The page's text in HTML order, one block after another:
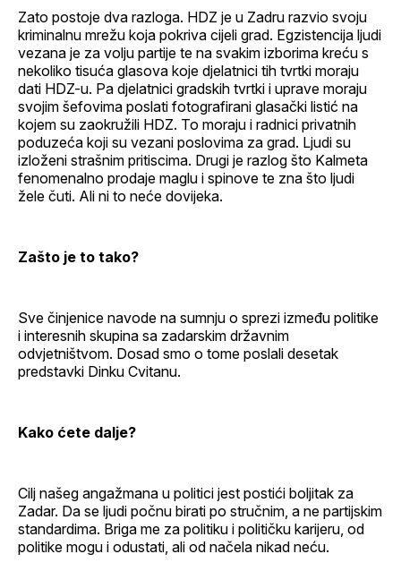
Zato postoje dva razloga. HDZ je u Zadru razvio svoju
kriminalnu mrežu koja pokriva cijeli grad. Egzistencija ljudi
vezana je za volju partije te na svakim izborima kreću s
nekoliko tisuća glasova koje djelatnici tih tvrtki moraju
dati HDZ-u. Pa djelatnici gradskih tvrtki i uprave moraju
svojim šefovima poslati fotografirani glasački listić na
kojem su zaokružili HDZ. To moraju i radnici privatnih
poduzeća koji su vezani poslovima za grad. Ljudi su
izloženi strašnim pritiscima. Drugi je razlog što Kalmeta
fenomenalno prodaje maglu i spinove te zna što ljudi
žele čuti. Ali ni to neće dovijeka.
Zašto je to tako?
Sve činjenice navode na sumnju o sprezi između politike
i interesnih skupina sa zadarskim državnim
odvjetništvom. Dosad smo o tome poslali desetak
predstavki Dinku Cvitanu.
Kako ćete dalje?
Cilj našeg angažmana u politici jest postići boljitak za
Zadar. Da se ljudi počnu birati po stručnim, a ne partijskim
standardima. Briga me za politiku i političku karijeru, od
politike mogu i odustati, ali od načela nikad neću.